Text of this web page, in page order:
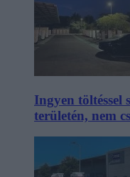
Ingyen töltéssel
területén, nem